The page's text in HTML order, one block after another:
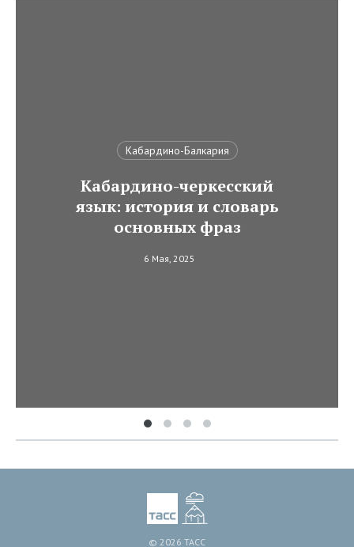
Кабардино-Балкария
Кабардино-черкесский
язык: история и словарь
основных фраз
6 Мая, 2025
© 2026 ТАСС